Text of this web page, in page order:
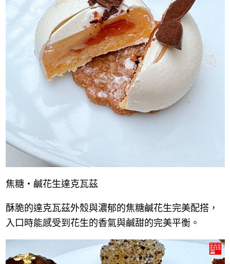
焦糖・鹹花生達克瓦茲
酥脆的達克瓦茲外殼與濃郁的焦糖鹹花生完美配搭，
入口時能感受到花生的香氣與鹹甜的完美平衡。